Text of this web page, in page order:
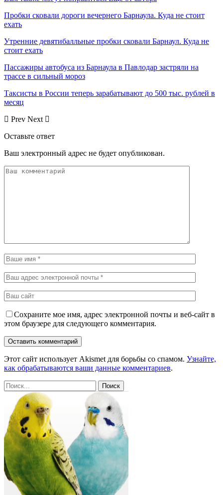
Пробки сковали дороги вечернего Барнаула. Куда не стоит
ехать
Утренние девятибалльные пробки сковали Барнаул. Куда не
стоит ехать
Пассажиры автобуса из Барнаула в Павлодар застряли на
трассе в сильный мороз
Таксисты в России теперь зарабатывают до 500 тыс. рублей в
месяц
Prev Next
Оставьте ответ
Ваш электронный адрес не будет опубликован.
Сохраните мое имя, адрес электронной почты и веб-сайт в
этом браузере для следующего комментария.
Этот сайт использует Akismet для борьбы со спамом. Узнайте,
как обрабатываются ваши данные комментариев.